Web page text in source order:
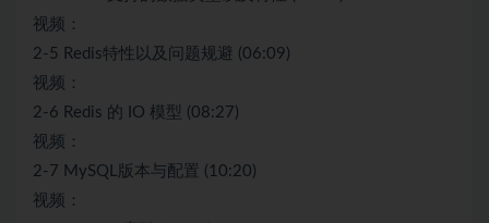
视频：
2-5 Redis特性以及问题规避 (06:09)
视频：
2-6 Redis 的 IO 模型 (08:27)
视频：
2-7 MySQL版本与配置 (10:20)
视频：